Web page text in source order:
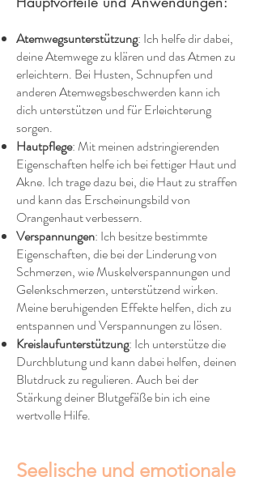
Atemwegsunterstützung: Ich helfe dir dabei,
deine Atemwege zu klären und das Atmen zu
erleichtern. Bei Husten, Schnupfen und
anderen Atemwegsbeschwerden kann ich
dich unterstützen und für Erleichterung
sorgen.
Hautpflege: Mit meinen adstringierenden
Eigenschaften helfe ich bei fettiger Haut und
Akne. Ich trage dazu bei, die Haut zu straffen
und kann das Erscheinungsbild von
Orangenhaut verbessern.
Verspannungen: Ich besitze bestimmte
Eigenschaften, die bei der Linderung von
Schmerzen, wie Muskelverspannungen und
Gelenkschmerzen, unterstützend wirken.
Meine beruhigenden Effekte helfen, dich zu
entspannen und Verspannungen zu lösen.
Kreislaufunterstützung: Ich unterstütze die
Durchblutung und kann dabei helfen, deinen
Blutdruck zu regulieren. Auch bei der
Stärkung deiner Blutgefäße bin ich eine
wertvolle Hilfe.
Seelische und emotionale